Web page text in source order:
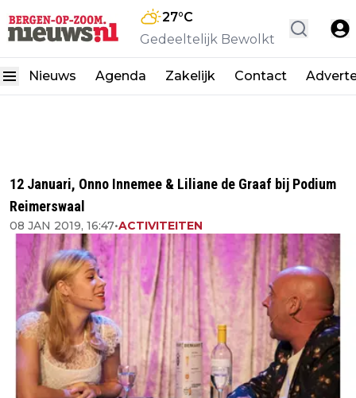
27°C
Gedeeltelijk Bewolkt
Nieuws Agenda Zakelijk Contact
12 Januari, Onno Innemee & Liliane de Graaf bij Podium
Reimerswaal
08 JAN 2019, 16:47•ACTIVITEITEN